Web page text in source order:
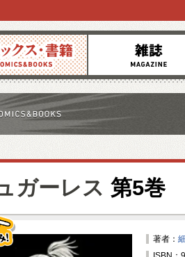
雑誌
ガーレス 第5巻
著者：